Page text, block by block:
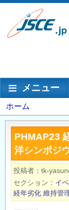
メ
ン
移
メインナビゲ
メニュー
パ
ン
く
ず
ホーム
PHMAP23
洋シンポジ
投稿者 tk-
セクション
イ
経年劣化 維持管